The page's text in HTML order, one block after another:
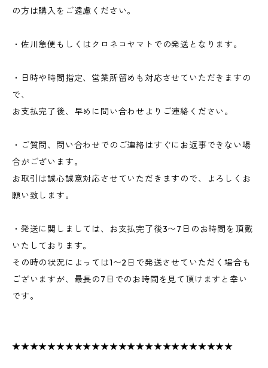
の方は購入をご遠慮ください。
・佐川急便もしくはクロネコヤマトでの発送となります。
・日時や時間指定、営業所留めも対応させていただきますの
で、
お支払完了後、早めに問い合わせよりご連絡ください。
・ご質問、問い合わせでのご連絡はすぐにお返事できない場
合がございます。
お取引は誠心誠意対応させていただきますので、よろしくお
願い致します。
・発送に関しましては、お支払完了後3〜7日のお時間を頂戴
いたしております。
その時の状況によっては1〜2日で発送させていただく場合も
ございますが、最長の7日でのお時間を見て頂けますと幸い
です。
★★★★★★★★★★★★★★★★★★★★★★★★★